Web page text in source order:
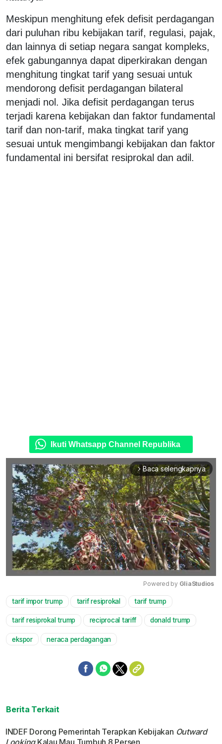
Meskipun menghitung efek defisit perdagangan
dari puluhan ribu kebijakan tarif, regulasi, pajak,
dan lainnya di setiap negara sangat kompleks,
efek gabungannya dapat diperkirakan dengan
menghitung tingkat tarif yang sesuai untuk
mendorong defisit perdagangan bilateral
menjadi nol. Jika defisit perdagangan terus
terjadi karena kebijakan dan faktor fundamental
tarif dan non-tarif, maka tingkat tarif yang
sesuai untuk mengimbangi kebijakan dan faktor
fundamental ini bersifat resiprokal dan adil.
Ikuti Whatsapp Channel Republika
arrow_forward_ios Baca selengkapnya
Powered by GliaStudios
tarif impor trump tarif resiprokal tarif trump
tarif resiprokal trump reciprocal tariff donald trump
ekspor neraca perdagangan
Berita Terkait
INDEF Dorong Pemerintah Terapkan Kebijakan Outward
LookingKalau Mau Tumbuh 8 Persen